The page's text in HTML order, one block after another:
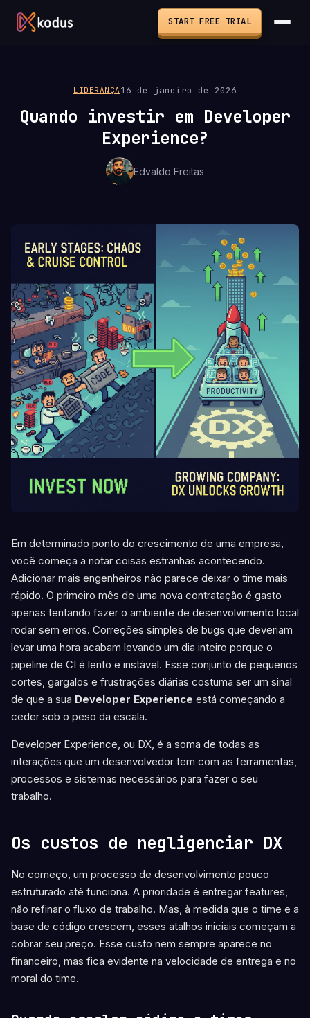
START FREE TRIAL
LIDERANÇA 16 de janeiro de 2026
Quando investir em Developer
Experience?
Edvaldo Freitas
Em determinado ponto do crescimento de uma empresa,
você começa a notar coisas estranhas acontecendo.
Adicionar mais engenheiros não parece deixar o time mais
rápido. O primeiro mês de uma nova contratação é gasto
apenas tentando fazer o ambiente de desenvolvimento local
rodar sem erros. Correções simples de bugs que deveriam
levar uma hora acabam levando um dia inteiro porque o
pipeline de CI é lento e instável. Esse conjunto de pequenos
cortes, gargalos e frustrações diárias costuma ser um sinal
de que a sua Developer Experience está começando a
ceder sob o peso da escala.
Developer Experience, ou DX, é a soma de todas as
interações que um desenvolvedor tem com as ferramentas,
processos e sistemas necessários para fazer o seu
trabalho.
Os custos de negligenciar DX
No começo, um processo de desenvolvimento pouco
estruturado até funciona. A prioridade é entregar features,
não refinar o fluxo de trabalho. Mas, à medida que o time e a
base de código crescem, esses atalhos iniciais começam a
cobrar seu preço. Esse custo nem sempre aparece no
financeiro, mas fica evidente na velocidade de entrega e no
moral do time.